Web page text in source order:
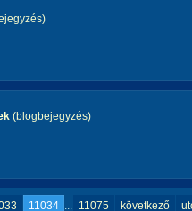
(blogbejegyzés)
11034 ... 11075 következő